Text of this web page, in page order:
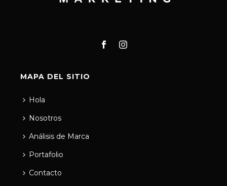
MAPA DEL SITIO
Hola
Nosotros
Análisis de Marca
Portafolio
Contacto